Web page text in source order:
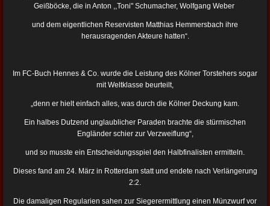
Geißböcke, die in Anton ,,Toni" Schumacher, Wolfgang Weber
und dem eigentlichen Reservisten Matthias Hemmersbach ihre
herausragenden Akteure hatten“.
Im FC-Buch Hennes & Co. wurde die Leistung des Kölner Torstehers sogar
mit Weltklasse beurteilt,
„denn er hielt einfach alles, was durch die Kölner Deckung kam.
Ein halbes Dutzend unglaublicher Paraden brachte die stürmischen
Engländer schier zur Verzweiflung“,
und so musste ein Entscheidungsspiel den Halbfinalisten ermitteln.
Dieses fand am 24. März in Rotterdam statt und endete nach Verlängerung
2:2.
Die damaligen Regularien sahen zur Siegerermittlung einen Münzwurf vor